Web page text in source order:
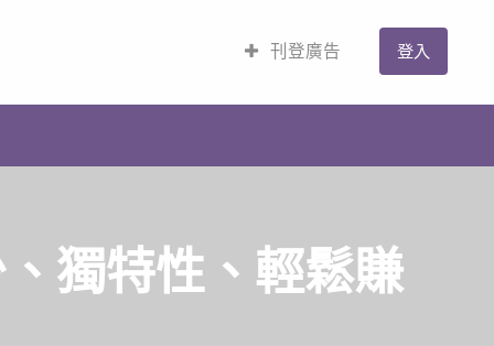
刊登廣告 登入
獨特性、輕鬆賺